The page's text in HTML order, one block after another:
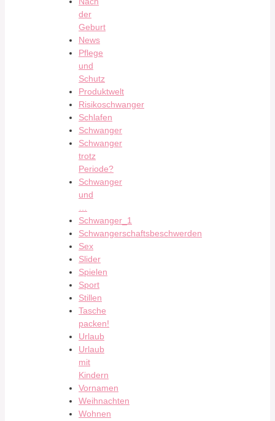
der
Geburt
News
Pflege
und
Schutz
Produktwelt
Risikoschwanger
Schlafen
Schwanger
Schwanger
trotz
Periode?
Schwanger
und
Schwanger_1
Schwangerschaftsbeschwerden
Sex
Slider
Spielen
Sport
Stillen
Tasche
packen!
Urlaub
Urlaub
mit
Kindern
Vornamen
Weihnachten
Wohnen